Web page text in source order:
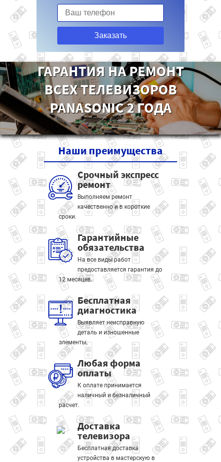
Заказать
ГАРАНТИЯ НА РЕМОНТ
ВСЕХ ТЕЛЕВИЗОРОВ
PANASONIC 2 ГОДА
Нашипреимущества
Срочный экспресс
ремонт
Выполняем ремонт
качественно и в короткие
сроки.
Гарантийные
обязательства
На все виды работ
предоставляется гарантия до
12 месяцев.
Бесплатная
диагностика
Выявляет неисправную
деталь и изношенные
элементы.
Любая форма
оплаты
К оплате принимается
наличный и безналичный
расчет.
Доставка
телевизора
Бесплатная доставка
устройства в мастерскую в